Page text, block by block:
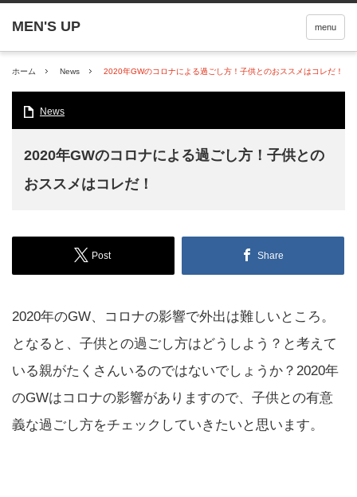
menu
ホーム News 2020年GWのコロナによる過ごし方！子供とのおススメはコレだ！
News
2020年GWのコロナによる過ごし方！子供との
おススメはコレだ！
Post Share
2020年のGW、コロナの影響で外出は難しいところ。
となると、子供との過ごし方はどうしよう？と考えて
いる親がたくさんいるのではないでしょうか？2020年
のGWはコロナの影響がありますので、子供との有意
義な過ごし方をチェックしていきたいと思います。